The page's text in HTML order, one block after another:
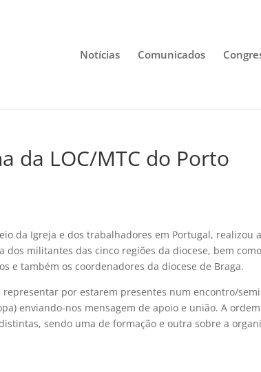
Notícias Comunicados
da LOC/MTC do Porto
da Igreja e dos trabalhadores em Portugal, realizou
dos militantes das cinco regiões da diocese, bem
e também os coordenadores da diocese de Braga.
por estarem presentes num encontro/
enviando-nos mensagem de apoio e união. A
sendo uma de formação e outra sobre a